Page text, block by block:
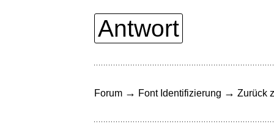
Antwort
Forum → Font Identifizierung → Zurück